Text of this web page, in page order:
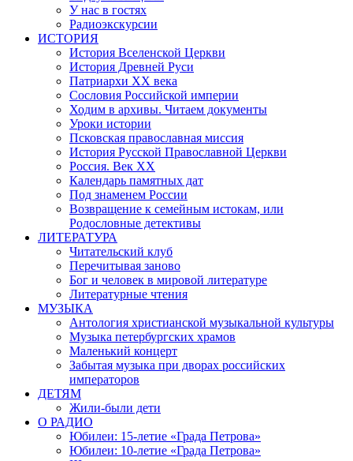
У нас в гостях
Радиоэкскурсии
ИСТОРИЯ
История Вселенской Церкви
История Древней Руси
Патриархи XX века
Сословия Российской империи
Ходим в архивы. Читаем документы
Уроки истории
Псковская православная миссия
История Русской Православной Церкви
Россия. Век ХХ
Календарь памятных дат
Под знаменем России
Возвращение к семейным истокам, или
Родословные детективы
ЛИТЕРАТУРА
Читательский клуб
Перечитывая заново
Бог и человек в мировой литературе
Литературные чтения
МУЗЫКА
Антология христианской музыкальной культуры
Музыка петербургских храмов
Маленький концерт
Забытая музыка при дворах российских
императоров
ДЕТЯМ
Жили-были дети
О РАДИО
Юбилеи: 15-летие «Града Петрова»
Юбилеи: 10-летие «Града Петрова»